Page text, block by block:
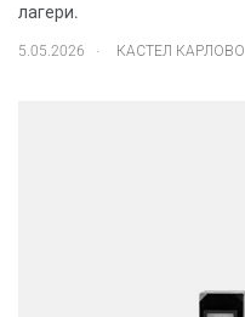
лагери.
5.05.2026 КАСТЕЛ КАРЛОВО